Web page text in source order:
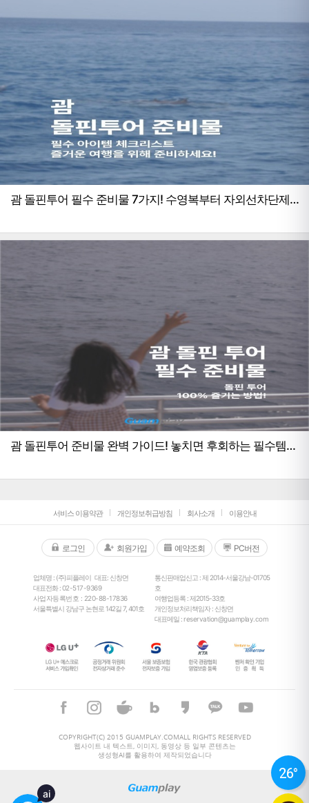
괌 돌핀투어 필수 준비물 7가지! 수영복부터 자외선차단제
괌 돌핀투어 준비물 완벽 가이드! 놓치면 후회하는 필수템
서비스 이용약관 개인정보취급방침 회사소개 이용안내
로그인 회원가입 예약조회 PC버전
업체명 : (주)피플레이 대표: 신창면
대표전화 :02-517-9369
사업자등록번호 : 220-88-17836
서울특별시 강남구 논현로 142길 7, 401호
통신판매업신고 : 제 2014-서울강남-01705
호
여행업등록 : 제2015-33호
개인정보처리책임자 : 신창면
대표메일 :reservation@guamplay.com
COPYRIGHT(C) 2015 GUAMPLAY.COMALL RIGHTS RESERVED
웹사이트 내 텍스트, 이미지, 동영상 등 일부 콘텐츠는
생성형AI를 활용하여 제작되었습니다
ai